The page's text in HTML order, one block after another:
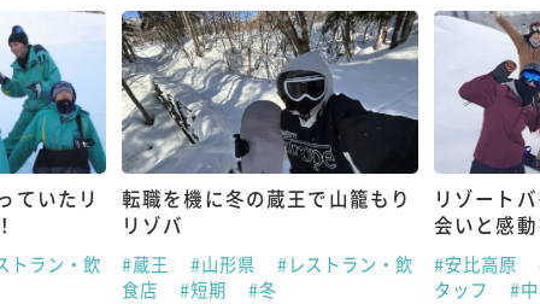
ていたリ
トラン・飲
転職を機に冬の蔵王で山籠もり
リゾバ
#蔵王 #山形県
#レストラン・飲
食店
#短期 #冬
リゾート
会いと感
#安比高原
タッフ
#